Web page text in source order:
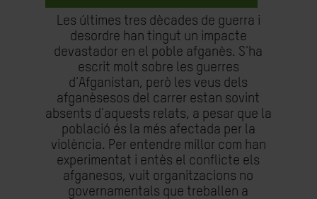
Les últimes tres dècades de guerra i
desordre han tingut un impacte
devastador en el poble afganès. S'ha
escrit molt sobre les guerres
d'Afganistan, però les veus dels
afganèsesos del carrer estan sovint
absents d'aquests relats, a pesar que la
població és la més afectada per la
violència. Per entendre millor com han
experimentat i entès el conflicte els
afganesos, vuit organitzacions no
governamentals que treballen a